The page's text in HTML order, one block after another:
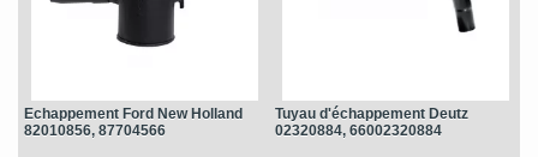
Echappement Ford New Holland
82010856, 87704566
Tuyau d'échappement Deutz
02320884, 66002320884